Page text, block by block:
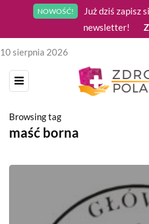
NOWOŚĆ!
Już dziś zapisz
newsletter!
10 sierpnia 2026
Browsing tag
maść borna